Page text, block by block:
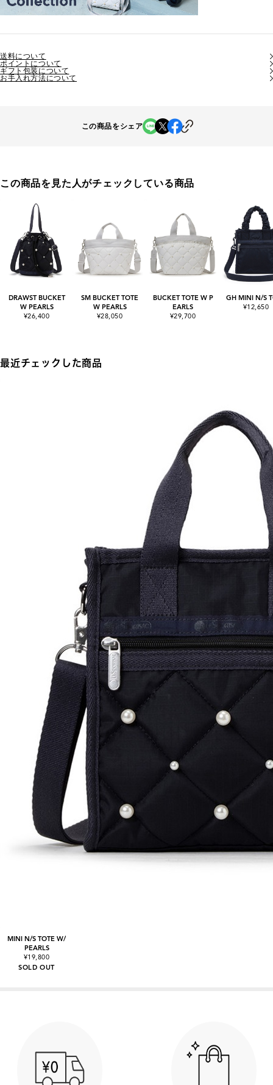
送料について
ポイントについて
ギフト包装について
お手入れ方法について
この商品をシェア
この商品を見た人がチェックしている商品
DRAWST BUCKET
W PEARLS
¥26,400
SM BUCKET TOTE
W PEARLS
¥28,050
BUCKET TOTE W P
EARLS
¥29,700
GH MINI N/S
¥12,650
最近チェックした商品
MINI N/S TOTE W/
PEARLS
¥19,800
SOLD OUT